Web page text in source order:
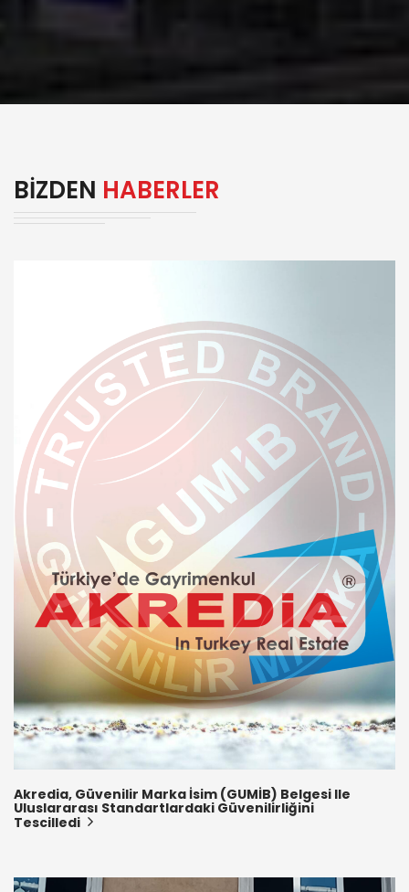
BIZDEN HABERLER
Akredia, Güvenilir Marka İsim (GUMİB) Belgesi Ile
Uluslararası Standartlardaki Güvenilirliğini
Tescilledi